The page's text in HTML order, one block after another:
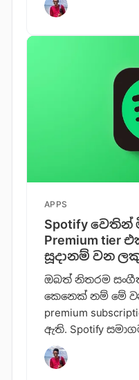
APPS
Spotify
Premium tier
සූදානම් වන
ඔබත් නිතරම
කෙනෙක් නම් මේ
premium
ඇති. Spotify